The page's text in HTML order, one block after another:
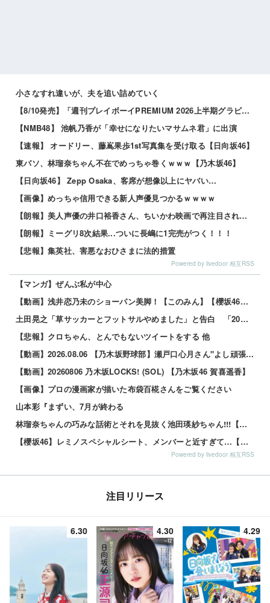
小さなすれ違いが、夫を追い詰めていく
【8/10発売】「週刊プレイボーイPREMIUM 2026上半期グラビア傑作選」
【NMB48】 池帆乃香が「幸せになりたいマサムネ君」に出演
【速報】 オードリー、藤嶌果歩1st写真集を受け取る【日向坂46】
東パソ、林瑠奈ちゃん不在でめっちゃ巻くｗｗｗ【乃木坂46】
【日向坂46】 Zepp Osaka、客席が想像以上にヤバい…
【画像】めっちゃ信用できる新人声優見つかるｗｗｗｗ
【朗報】美人声優の井口裕香さん、ちいかわ映画で再注目されるｗｗｗｗ
【朗報】ミーグリ8次結果...ついに長嶋に1完売がつく！！！
【悲報】集英社、害悪なおひさまに法的措置
Powered by livedoor 相互RSS
【マンガ】ぜんぶ私が中心
【動画】浅井恋乃未のショーパン美脚！【このみん】【櫻坂46】 他
土田晃之「草サッカーとフットサルやめました」と告白 「20代の若手が来るんです。つまんなくて」 他
【悲報】クロちゃん、とんでもないツイートをする 他
【動画】2026.08.06 【乃木坂野球部】瀬戸口心月さん"よし頑張るぞの気持ち"の始球式【コラボ第5弾】
【動画】20260806 乃木坂LOCKS! (SOL) 【乃木坂46 賀喜遥香】
【画像】プロの漫画家が描いた布袋百椛さんをご覧ください
山本彩『まずい、7月が終わる
林瑠奈ちゃんの巧みな話術とそれを見抜く池田瑛紗ちゃん!!!【乃木坂46】
【櫻坂46】レミノスペシャルシート、メンバーと近すぎて…【全国ツアー2026】
Powered by livedoor 相互RSS
注目リリース
6.30 4.30 4.29